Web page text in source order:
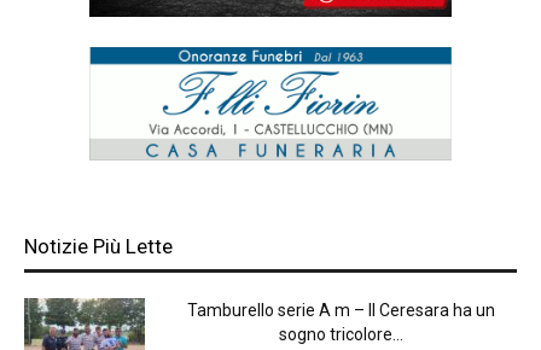
Notizie Più Lette
Tamburello serie A m – Il Ceresara ha un
sogno tricolore...